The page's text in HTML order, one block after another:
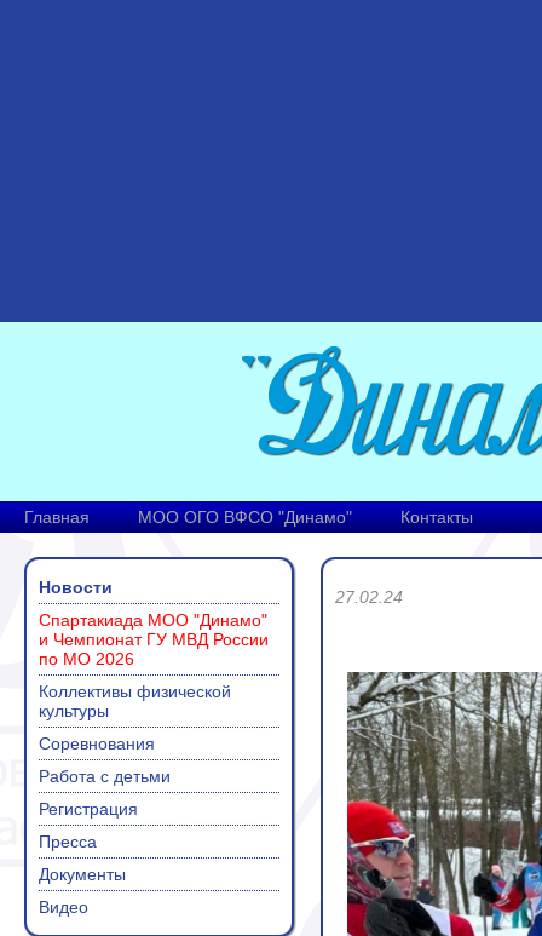
Главная МОО ОГО ВФСО "Динамо" Контакты
Новости
Спартакиада МОО "Динамо"
и Чемпионат ГУ МВД России
по МО 2026
Коллективы физической
культуры
Соревнования
Работа с детьми
Регистрация
Пресса
Документы
Видео
27.02.24